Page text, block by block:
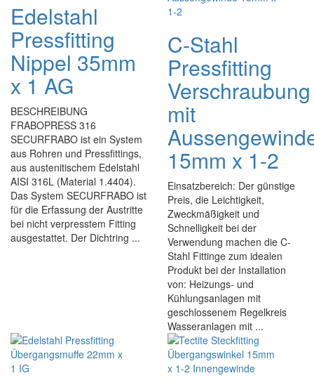
Edelstahl
Pressfitting
Nippel 35mm
x 1 AG
BESCHREIBUNG
FRABOPRESS 316
SECURFRABO ist ein System
aus Rohren und Pressfittings,
aus austenitischem Edelstahl
AISI 316L (Material 1.4404).
Das System SECURFRABO ist
für die Erfassung der Austritte
bei nicht verpresstem Fitting
ausgestattet. Der Dichtring ...
C-Stahl
Pressfitting
Verschraubung
mit
15mm x 1-2
Einsatzbereich: Der günstige
Preis, die Leichtigkeit,
Zweckmäßigkeit und
Schnelligkeit bei der
Verwendung machen die C-
Stahl Fittinge zum idealen
Produkt bei der Installation
von: Heizungs- und
Kühlungsanlagen mit
geschlossenem Regelkreis
Wasseranlagen mit ...